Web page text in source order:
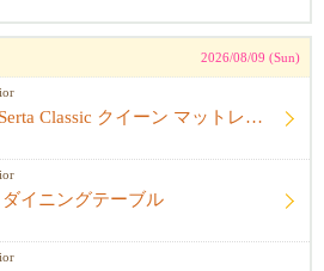
2026/08/09 (Sun)
【8/26配送可】Serta Classic クイーン マットレス＋ベッドフレーム
イニングテーブル